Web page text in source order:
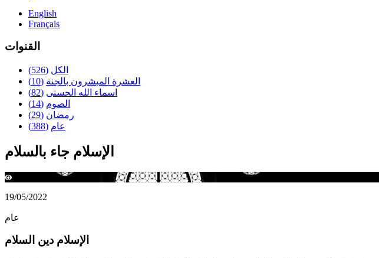
English
Français
القنوات
الكل (526)
العشرة المبشرون بالجنة (10)
اسماء الله الحسنى (82)
الصوم (14)
رمضان (29)
عام (388)
الإسلام جاء بالسلام
3261
19/05/2022
عام
الإسلام دين السلام